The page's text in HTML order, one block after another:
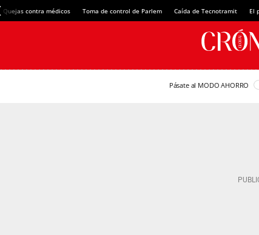
Quejas contra médicos Toma de control de Parlem Caída de Tecnotramit El
Pásate al MODO AHORRO